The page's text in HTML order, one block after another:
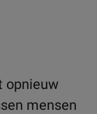
opnieuw
mensen